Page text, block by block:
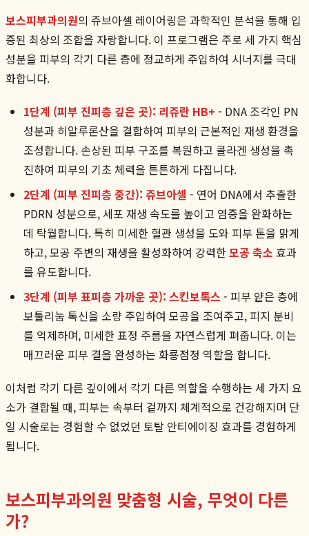
보스피부과의원의 쥬브아셀 레이어링은 과학적인 분석을 통해 입
증된 최상의 조합을 자랑합니다. 이 프로그램은 주로 세 가지 핵심
성분을 피부의 각기 다른 층에 정교하게 주입하여 시너지를 극대
화합니다.
1단계 (피부 진피층 깊은 곳): 리쥬란 HB+ - DNA 조각인 PN
성분과 히알루론산을 결합하여 피부의 근본적인 재생 환경을
조성합니다. 손상된 피부 구조를 복원하고 콜라겐 생성을 촉
진하여 피부의 기초 체력을 튼튼하게 다집니다.
2단계 (피부 진피층 중간): 쥬브아셀 - 연어 DNA에서 추출한
PDRN 성분으로, 세포 재생 속도를 높이고 염증을 완화하는
데 탁월합니다. 특히 미세한 혈관 생성을 도와 피부 톤을 맑게
하고, 모공 주변의 재생을 활성화하여 강력한모공 축소 효과
를 유도합니다.
3단계 (피부 표피층 가까운 곳): 스킨보톡스 - 피부 얕은 층에
보툴리눔 톡신을 소량 주입하여 모공을 조여주고, 피지 분비
를 억제하며, 미세한 표정 주름을 자연스럽게 펴줍니다. 이는
매끄러운 피부 결을 완성하는 화룡점정 역할을 합니다.
이처럼 각기 다른 깊이에서 각기 다른 역할을 수행하는 세 가지 요
소가 결합될 때, 피부는 속부터 겉까지 체계적으로 건강해지며 단
일 시술로는 경험할 수 없었던 토탈 안티에이징 효과를 경험하게
됩니다.
보스피부과의원 맞춤형 시술, 무엇이 다른
가?